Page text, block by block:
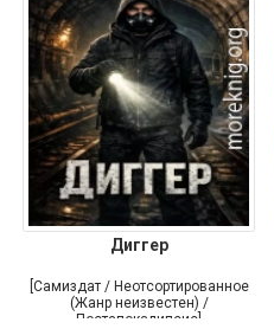
Диггер
[Самиздат / Неотсортированное
(Жанр неизвестен) /
Постапокалипсис]